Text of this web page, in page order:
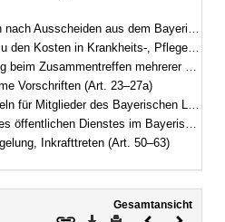
aus dem Bayerischen Landtag (Art. 11–19)
, Pflege- und Geburtsfällen, Unterstützungen (Art. 20–21)
mehrerer Bezüge aus öffentlichen Kassen (Art. 22)
Vorschriften (Art. 23–27a)
des Bayerischen Landtags (Art. 28–40)
Dienstes im Bayerischen Landtag (Art. 41–49)
Inkrafttreten (Art. 50–63)
Gesamtansicht
Download
DruckenVorheriges